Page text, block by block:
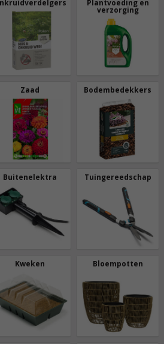
Plantvoeding en
verzorging
Zaad Bodembedekkers
Buitenelektra Tuingereedschap
Kweken Bloempotten